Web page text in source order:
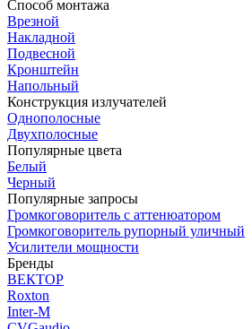
Способ монтажа
Врезной
Накладной
Подвесной
Кронштейн
Напольный
Конструкция излучателей
Однополосные
Двухполосные
Популярные цвета
Белый
Черный
Популярные запросы
Громкоговоритель с аттенюатором
Громкоговоритель рупорный уличный
Усилители мощности
Бренды
ВЕКТОР
Roxton
Inter-M